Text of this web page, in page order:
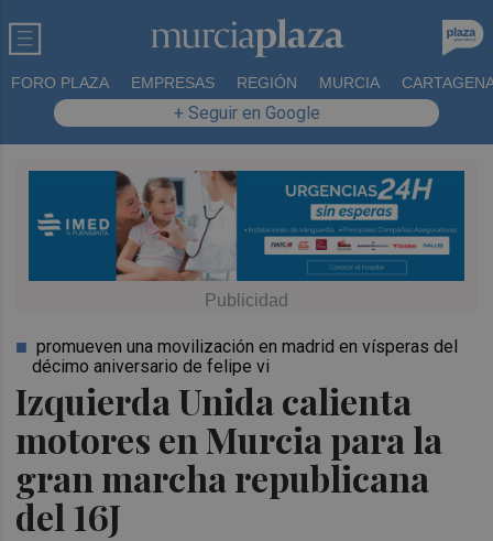
FORO PLAZA EMPRESAS REGIÓN MURCIA
+ Seguir en Google
Izquierda Unida calienta
motores en Murcia para la
gran marcha republicana
del 16J
promueven una movilización en madrid en vísperas del
décimo aniversario de felipe vi